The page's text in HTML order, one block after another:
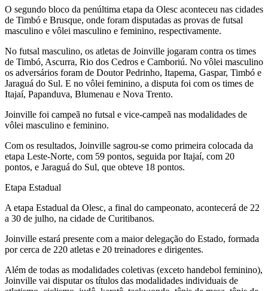
O segundo bloco da penúltima etapa da Olesc aconteceu nas cidades
de Timbó e Brusque, onde foram disputadas as provas de futsal
masculino e vôlei masculino e feminino, respectivamente.
No futsal masculino, os atletas de Joinville jogaram contra os times
de Timbó, Ascurra, Rio dos Cedros e Camboriú. No vôlei masculino
os adversários foram de Doutor Pedrinho, Itapema, Gaspar, Timbó e
Jaraguá do Sul. E no vôlei feminino, a disputa foi com os times de
Itajaí, Papanduva, Blumenau e Nova Trento.
Joinville foi campeã no futsal e vice-campeã nas modalidades de
vôlei masculino e feminino.
Com os resultados, Joinville sagrou-se como primeira colocada da
etapa Leste-Norte, com 59 pontos, seguida por Itajaí, com 20
pontos, e Jaraguá do Sul, que obteve 18 pontos.
Etapa Estadual
A etapa Estadual da Olesc, a final do campeonato, acontecerá de 22
a 30 de julho, na cidade de Curitibanos.
Joinville estará presente com a maior delegação do Estado, formada
por cerca de 220 atletas e 20 treinadores e dirigentes.
Além de todas as modalidades coletivas (exceto handebol feminino),
Joinville vai disputar os títulos das modalidades individuais de